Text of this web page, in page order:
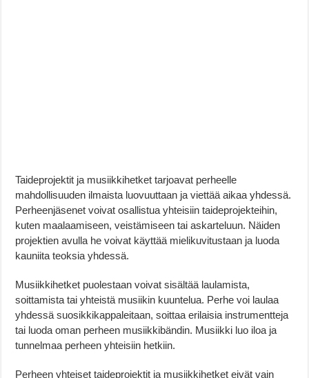
Taideprojektit ja musiikkihetket tarjoavat perheelle
mahdollisuuden ilmaista luovuuttaan ja viettää aikaa yhdessä.
Perheenjäsenet voivat osallistua yhteisiin taideprojekteihin,
kuten maalaamiseen, veistämiseen tai askarteluun. Näiden
projektien avulla he voivat käyttää mielikuvitustaan ja luoda
kauniita teoksia yhdessä.
Musiikkihetket puolestaan voivat sisältää laulamista,
soittamista tai yhteistä musiikin kuuntelua. Perhe voi laulaa
yhdessä suosikkikappaleitaan, soittaa erilaisia instrumentteja
tai luoda oman perheen musiikkibändin. Musiikki luo iloa ja
tunnelmaa perheen yhteisiin hetkiin.
Perheen yhteiset taideprojektit ja musiikkihetket eivät vain